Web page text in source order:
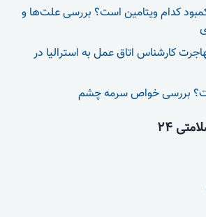
کدام ویتامین است؟ بررسی علت‌ها و
کارشناس اتاق عمل به استرالیا در
بررسی خواص سرمه چشم
24